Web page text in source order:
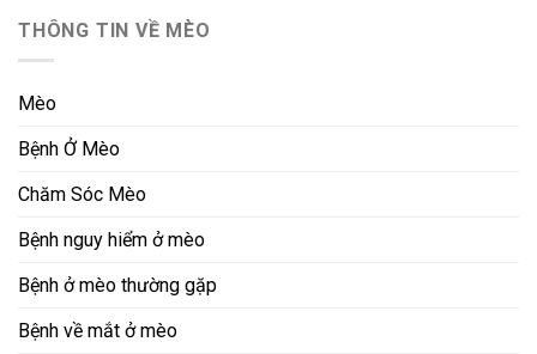
THÔNG TIN VỀ MÈO
Mèo
Bệnh Ở Mèo
Chăm Sóc Mèo
Bệnh nguy hiểm ở mèo
Bệnh ở mèo thường gặp
Bệnh về mắt ở mèo